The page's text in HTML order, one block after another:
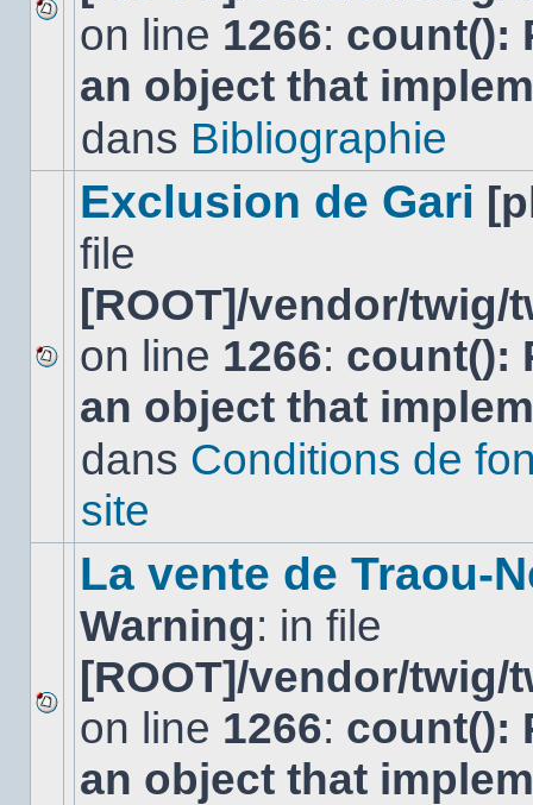
Aucun
nouveau
message
non-
dans
on line 1266: count():
an object that
dans Bibliographie
Aucun
nouveau
message
sujet.
Exclusion de Gari
file
[ROOT]/vendor/
on line 1266: count():
an object that
dans Conditions de
site
Aucun
nouveau
message
non-
La vente de Traou-
Warning: in file
[ROOT]/vendor/
on line 1266: count():
an object that